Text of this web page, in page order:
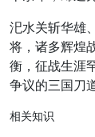
汜水关斩华雄
将，诸多辉煌
衡，征战生涯
争议的三国刀
相关知识